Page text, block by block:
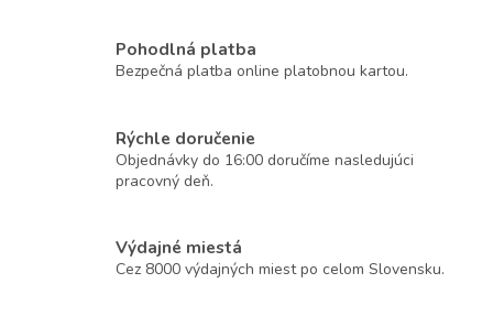
Pohodlná platba
Bezpečná platba online platobnou kartou.
Rýchle doručenie
Objednávky do 16:00 doručíme nasledujúci
pracovný deň.
Výdajné miestá
Cez 8000 výdajných miest po celom Slovensku.